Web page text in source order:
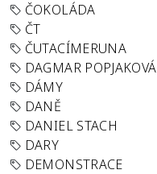
ČOKOLÁDA
ČT
ČUTACÍMERUNA
DAGMAR POPJAKOVÁ
DÁMY
DANĚ
DANIEL STACH
DARY
DEMONSTRACE